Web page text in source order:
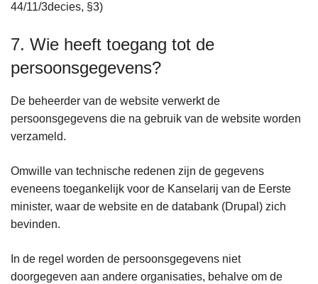
44/11/3decies, §3)
7. Wie heeft toegang tot de
persoonsgegevens?
De beheerder van de website verwerkt de
persoonsgegevens die na gebruik van de website worden
verzameld.
Omwille van technische redenen zijn de gegevens
eveneens toegankelijk voor de Kanselarij van de Eerste
minister, waar de website en de databank (Drupal) zich
bevinden.
In de regel worden de persoonsgegevens niet
doorgegeven aan andere organisaties, behalve om de